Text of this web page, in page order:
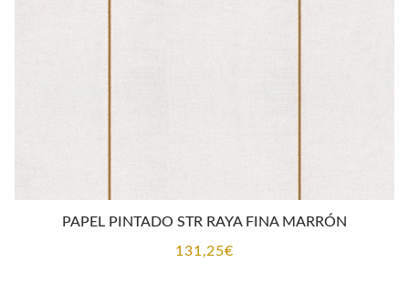
PAPEL PINTADO STR RAYA FINA MARRÓN
131,25€